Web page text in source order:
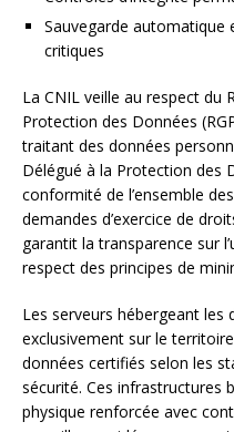
Sauvegarde
critiques
La CNIL veille au respect du
Protection des Données
traitant des données
Délégué à la Protection des
conformité de l’ensemble
demandes d’exercice de
garantit la transparence sur
respect des principes de
Les serveurs hébergeant les
exclusivement sur le
données certifiés selon les
sécurité. Ces infrastructures
physique renforcée avec